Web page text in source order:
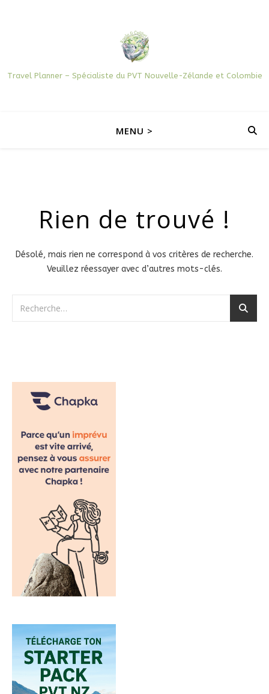
Travel Planner – Spécialiste du PVT Nouvelle-Zélande et Colombie
MENU >
Rien de trouvé !
Désolé, mais rien ne correspond à vos critères de recherche.
Veuillez réessayer avec d’autres mots-clés.